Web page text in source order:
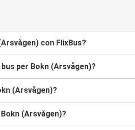
con FlixBus?
per Bokn (Arsvågen)?
(Arsvågen)?
(Arsvågen)?